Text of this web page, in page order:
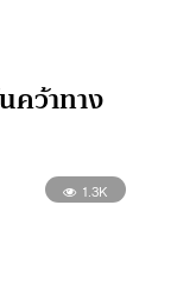
คว้าทาง
1.3K